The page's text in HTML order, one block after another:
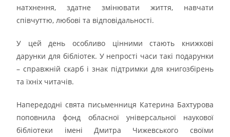
натхнення, здатне змінювати життя, навчати
співчуттю, любові та відповідальності.
У цей день особливо цінними стають книжкові
дарунки для бібліотек. У непрості часи такі подарунки
– справжній скарб і знак підтримки для книгозбірень
та їхніх читачів.
Напередодні свята письменниця Катерина Бахтурова
поповнила фонд обласної універсальної наукової
бібліотеки імені Дмитра Чижевського своїми